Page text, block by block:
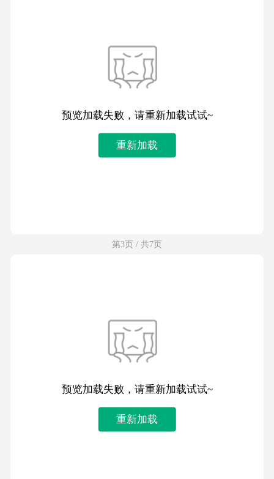
预览加载失败，请重新加载试试~
重新加载
第3页 / 共7页
预览加载失败，请重新加载试试~
重新加载